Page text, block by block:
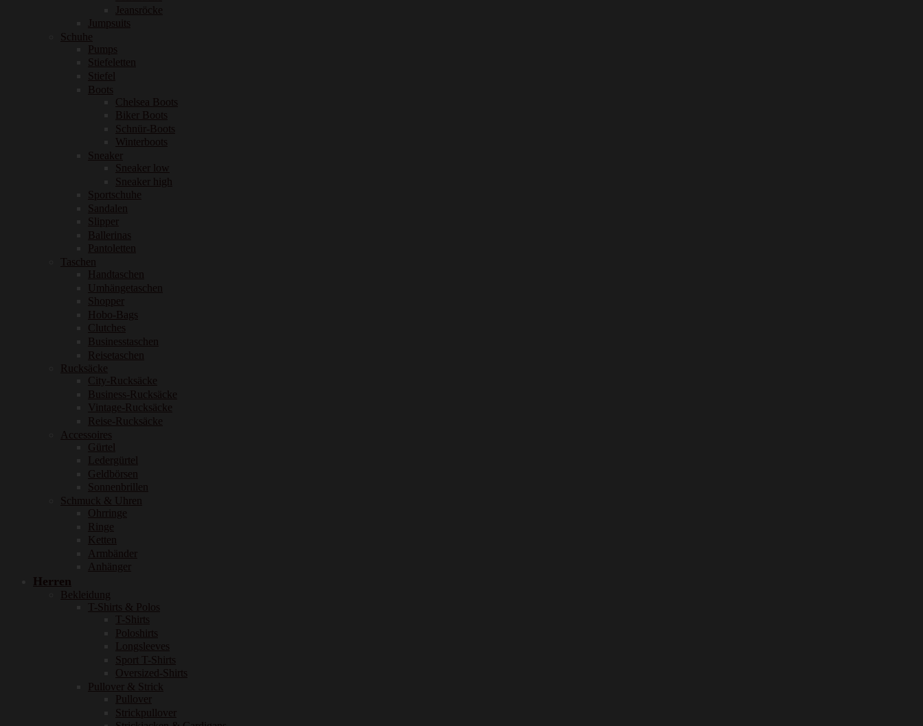
Jeansröcke
Jumpsuits
Schuhe
Pumps
Stiefeletten
Stiefel
Boots
Chelsea Boots
Biker Boots
Schnür-Boots
Winterboots
Sneaker
Sneaker low
Sneaker high
Sportschuhe
Sandalen
Slipper
Ballerinas
Pantoletten
Taschen
Handtaschen
Umhängetaschen
Shopper
Hobo-Bags
Clutches
Businesstaschen
Reisetaschen
Rucksäcke
City-Rucksäcke
Business-Rucksäcke
Vintage-Rucksäcke
Reise-Rucksäcke
Accessoires
Gürtel
Ledergürtel
Geldbörsen
Sonnenbrillen
Schmuck & Uhren
Ohrringe
Ringe
Ketten
Armbänder
Anhänger
Herren
Bekleidung
T-Shirts & Polos
T-Shirts
Poloshirts
Longsleeves
Sport T-Shirts
Oversized-Shirts
Pullover & Strick
Pullover
Strickpullover